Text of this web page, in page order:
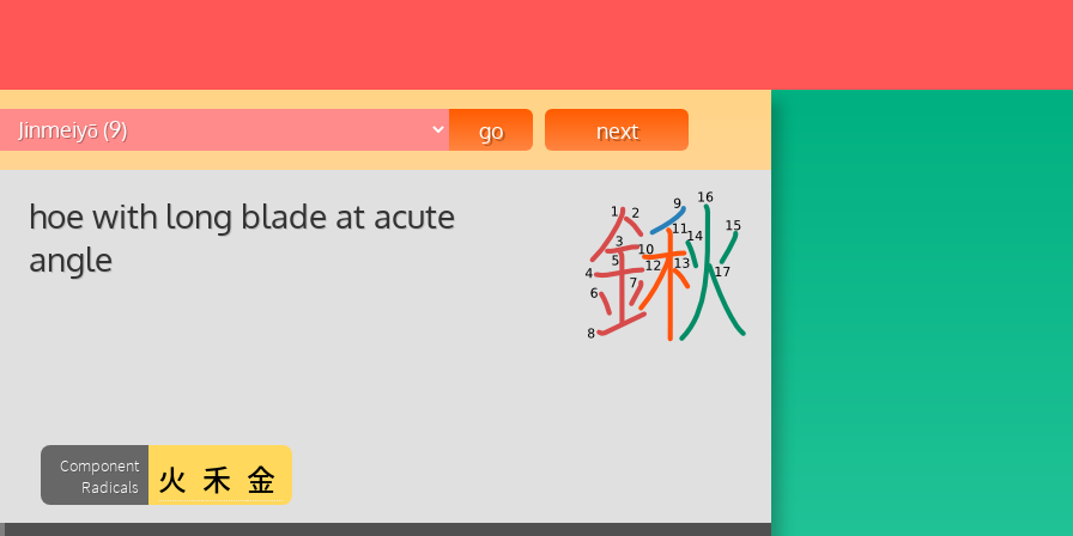
hoe with long blade at acute
angle
Component
Radicals